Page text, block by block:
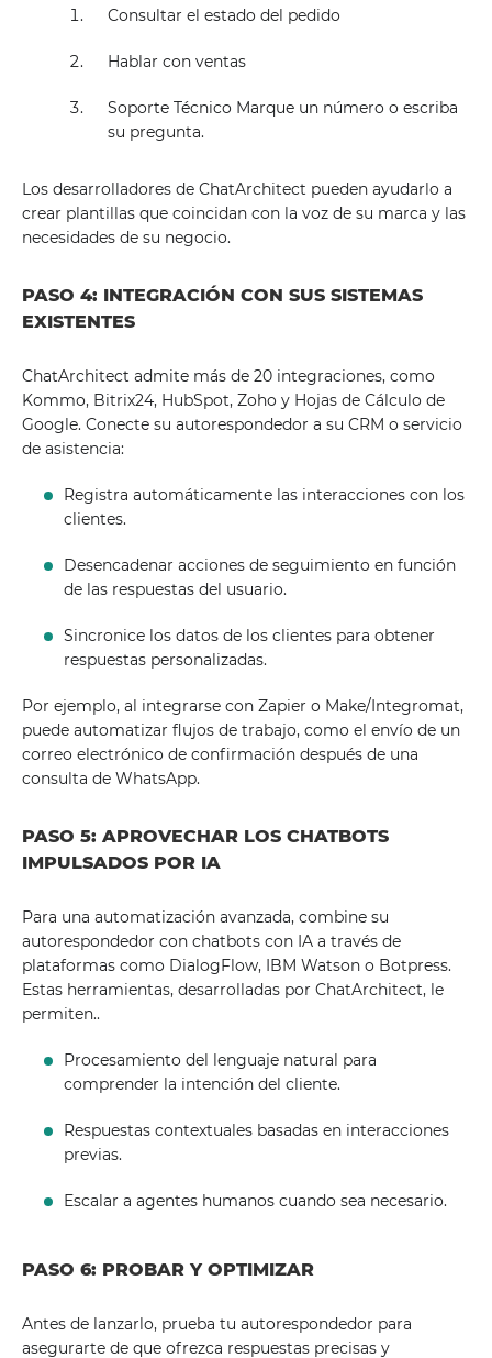
Consultar el estado del pedido
Hablar con ventas
Soporte Técnico Marque un número o escriba
su pregunta.
Los desarrolladores de ChatArchitect pueden ayudarlo a
crear plantillas que coincidan con la voz de su marca y las
necesidades de su negocio.
PASO 4: INTEGRACIÓN CON SUS SISTEMAS
EXISTENTES
ChatArchitect admite más de 20 integraciones, como
Kommo, Bitrix24, HubSpot, Zoho y Hojas de Cálculo de
Google. Conecte su autorespondedor a su CRM o servicio
de asistencia:
Registra automáticamente las interacciones con los
clientes.
Desencadenar acciones de seguimiento en función
de las respuestas del usuario.
Sincronice los datos de los clientes para obtener
respuestas personalizadas.
Por ejemplo, al integrarse con Zapier o Make/Integromat,
puede automatizar flujos de trabajo, como el envío de un
correo electrónico de confirmación después de una
consulta de WhatsApp.
PASO 5: APROVECHAR LOS CHATBOTS
IMPULSADOS ​​POR IA
Para una automatización avanzada, combine su
autorespondedor con chatbots con IA a través de
plataformas como DialogFlow, IBM Watson o Botpress.
Estas herramientas, desarrolladas por ChatArchitect, le
permiten..
Procesamiento del lenguaje natural para
comprender la intención del cliente.
Respuestas contextuales basadas en interacciones
previas.
Escalar a agentes humanos cuando sea necesario.
PASO 6: PROBAR Y OPTIMIZAR
Antes de lanzarlo, prueba tu autorespondedor para
asegurarte de que ofrezca respuestas precisas y